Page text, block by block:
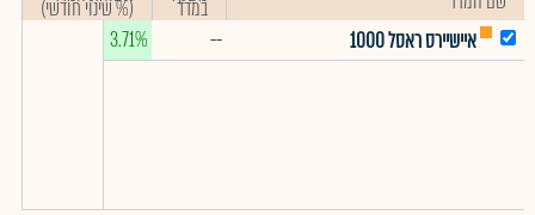
במדד
(% שינוי חודשי)
איישיירס ראסל 1000
--
3.71%